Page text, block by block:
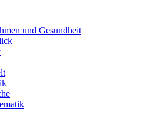
und Gesundheit